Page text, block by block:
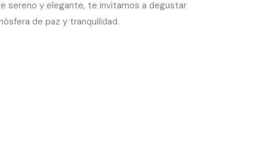
sereno y elegante, te invitamos a degustar
de paz y tranquilidad.